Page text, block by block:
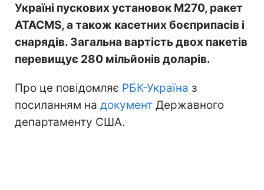
Україні пускових установок M270, ракет
ATACMS, а також касетних боєприпасів і
снарядів. Загальна вартість двох пакетів
перевищує 280 мільйонів доларів.
Про це повідомляє РБК-Україна з
посиланням на документ Державного
департаменту США.